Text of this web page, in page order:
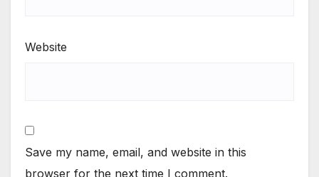
Website
Save my name, email, and website in this
browser for the next time I comment.